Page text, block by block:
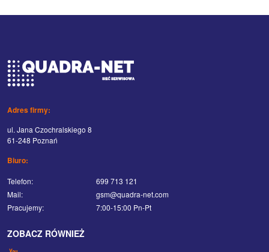
Adres firmy:
ul. Jana Czochralskiego 8
61-248 Poznań
Biuro:
Telefon:
699 713 121
Mail:
gsm@quadra-net.com
Pracujemy:
7:00-15:00 Pn-Pt
ZOBACZ RÓWNIEŻ